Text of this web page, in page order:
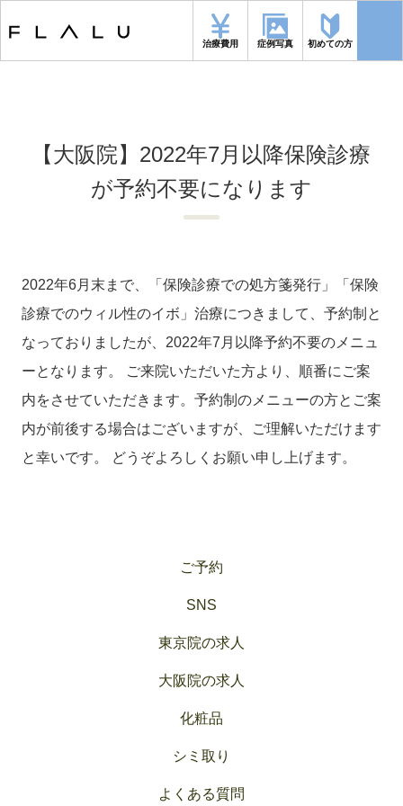
治療費用 症例写真 初めての方
トップページ > ニュース >
【大阪院】2022年7月以降保険診療が予約不要に
【大阪院】2022年7月以降保険診療
が予約不要になります
2022年6月末まで、「保険診療での処方箋発行」「保険
診療でのウィル性のイボ」治療につきまして、予約制と
なっておりましたが、2022年7月以降予約不要のメニュ
ーとなります。 ご来院いただいた方より、順番にご案
内をさせていただきます。予約制のメニューの方とご案
内が前後する場合はございますが、ご理解いただけます
と幸いです。 どうぞよろしくお願い申し上げます。
ご予約
SNS
東京院の求人
大阪院の求人
化粧品
シミ取り
よくある質問